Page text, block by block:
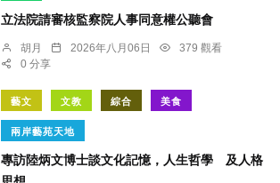
立法院請審核監察院人事同意權公聽會
胡月 2026年八月06日
379 觀看
0 分享
藝文 文教 綜合 美食
兩岸藝苑天地
專訪陸炳文博士談文化記憶，人生哲學 及人格